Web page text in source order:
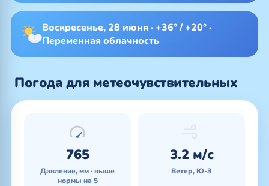
Воскресенье, 28 июня · +36° / +20° ·
Переменная облачность
Погода для метеочувствительных
765
Давление, мм · выше
нормы на 5
3.2 м/с
Ветер, Ю-З